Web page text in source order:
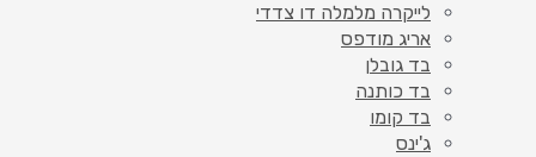
לייקרה מלמלה דו צדדי
אריג מודפס
בד גובלן
בד כותנה
בד קומו
ג'ינס